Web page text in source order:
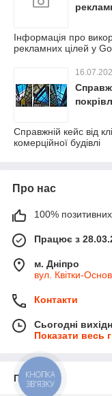
Інформація про
рекламних цілей у
Справжній кейс від
комерційної будівлі
Про нас
100% позитивних
Працює з
м. Дніпро
вул. Квітки-
Контакти
Сьогодні
Показати весь
Про нас
КНОПКА
ЗВ'ЯЗКУ